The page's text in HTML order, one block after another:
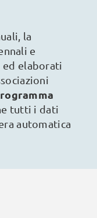
la
e
ed elaborati
tutti i dati
automatica